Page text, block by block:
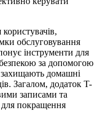
обслуговування
інструменти для
за допомогою
захищають домашні
Загалом, додаток T-
записами та
покращення